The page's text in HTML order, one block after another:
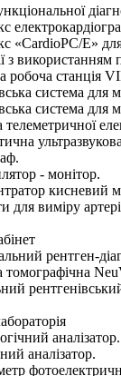
«CardioPC/Е»
з
робоча станція
система для
система для
- монітор.
кисневий
для виміру
рентген-
томографічна
аналізатор.
аналізатор.